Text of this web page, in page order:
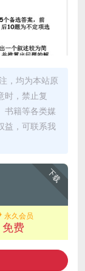
，均为本站原
时，禁止复
书籍等各类媒
益，可联系我
下载
永久会员
免费